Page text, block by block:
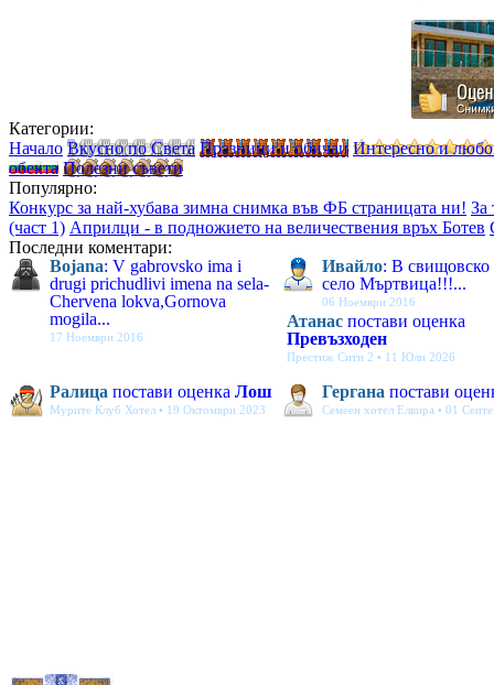
Категории:
Начало Вкусно по Света Празници и обичаи Интересно и
обекта Полезни съвети
Популярно:
Конкурс за най-хубава зимна снимка във ФБ страницата ни! За
(част 1) Априлци - в подножието на величествения връх Ботев
Последни коментари:
Bojana: V gabrovsko ima i
drugi prichudlivi imena na sela-
Chervena lokva,Gornova
mogila...
17 Ноември 2016
Ивайло: В свищовско
село Мъртвица!!!...
06 Ноември 2016
Атанас постави оценка
Превъзходен
Престиж Сити 2 • 11 Юли 2026
Ралица постави оценка Лош
Мурите Клуб Хотел • 19 Октомври 2023
Гергана постави
Семеен хотел Елвира • 01